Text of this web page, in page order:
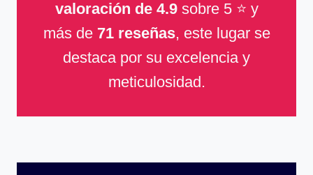
valoración de 4.9sobre 5 ⭐ y
más de 71 reseñas, este lugar se
destaca por su excelencia y
meticulosidad.